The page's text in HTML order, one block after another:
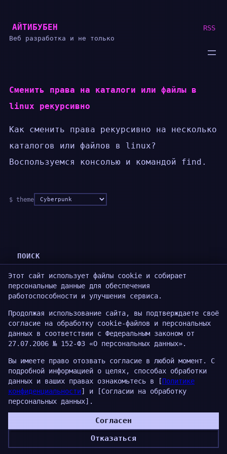
к
содержимому
АЙТИБУБЕН
Веб разработка и не только
RSS
Сменить права на каталоги или файлы в
linux рекурсивно
Как сменить права рекурсивно на несколько
каталогов или файлов в linux?
Воспользуемся консолью и командой find.
$ themeЦветовая
ПОИСК
Search
АЙТИБУБЕН
TG· MAX
Proudly powered by
Этот сайт использует файлы cookie и собирает
персональные данные для обеспечения
работоспособности и улучшения сервиса.
Продолжая использование сайта, вы подтверждаете своё
согласие на обработку cookie-файлов и персональных
данных в соответствии с Федеральным законом от
27.07.2006 № 152-ФЗ «О персональных данных».
Вы имеете право отозвать согласие в любой момент. С
подробной информацией о целях, способах обработки
данных и ваших правах ознакомьтесь в [Политике
конфиденциальности] и [Согласии на обработку
персональных данных].
Согласен
Отказаться